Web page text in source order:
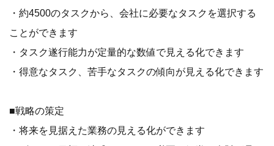
・約4500のタスクから、会社に必要なタスクを選択する
ことができます
・タスク遂行能力が定量的な数値で見える化できます
・得意なタスク、苦手なタスクの傾向が見える化できます
■戦略の策定
・将来を見据えた業務の見える化ができます